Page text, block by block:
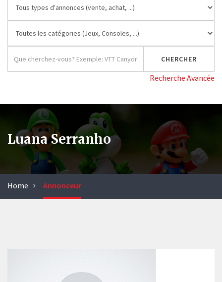
Recherche Avancée
Luana Serranho
Home Annonceur